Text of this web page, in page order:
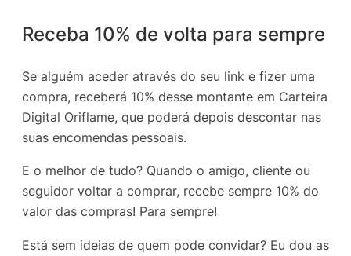
Receba 10% de volta para sempre
Se alguém aceder através do seu link e fizer uma
compra, receberá 10% desse montante em Carteira
Digital Oriflame, que poderá depois descontar nas
suas encomendas pessoais.
E o melhor de tudo? Quando o amigo, cliente ou
seguidor voltar a comprar, recebe sempre 10% do
valor das compras! Para sempre!
Está sem ideias de quem pode convidar? Eu dou as